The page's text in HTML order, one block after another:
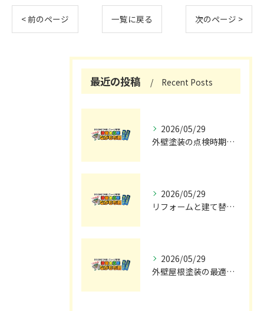
< 前のページ 一覧に戻る 次のページ >
最近の投稿 Recent Posts
2026/05/29
外壁塗装の点検時期と施工の最適タイミング
2026/05/29
リフォームと建て替えの費用と注意点完全解説
2026/05/29
外壁屋根塗装の最適メンテナンス時期